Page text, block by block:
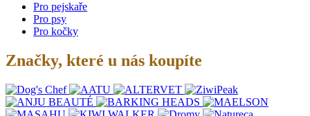
Pro pejskaře
Pro psy
Pro kočky
Značky, které u nás koupíte